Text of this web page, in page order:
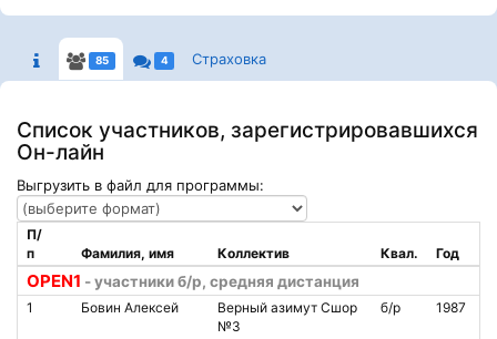
85 4 Страховка
Список участников, зарегистрировавшихся
Он-лайн
Выгрузить в файл для программы:
OPEN1 - участники б/р, средняя дистанция
П/
п
Фамилия, имя Коллектив Квал. Год
1 Бовин Алексей
Верный азимут Сшор
№3
б/р 1987